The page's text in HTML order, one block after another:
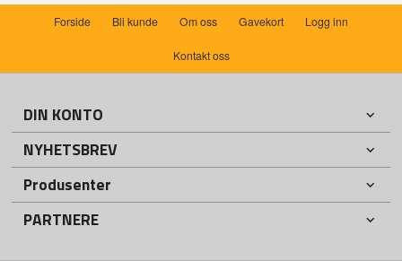
Forside Bli kunde Om oss Gavekort Logg inn
Kontakt oss
DIN KONTO
NYHETSBREV
Produsenter
PARTNERE